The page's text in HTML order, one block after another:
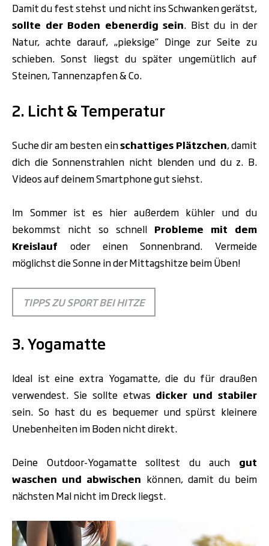
Damit du fest stehst und nicht ins Schwanken gerätst,
sollte der Boden ebenerdig sein. Bist du in der
Natur, achte darauf, „pieksige“ Dinge zur Seite zu
schieben. Sonst liegst du später ungemütlich auf
Steinen, Tannenzapfen & Co.
2. Licht & Temperatur
Suche dir am besten einschattiges Plätzchen, damit
dich die Sonnenstrahlen nicht blenden und du z. B.
Videos auf deinem Smartphone gut siehst.
Im Sommer ist es hier außerdem kühler und du
bekommst nicht so schnell Probleme mit dem
Kreislauf oder einen Sonnenbrand. Vermeide
möglichst die Sonne in derMittagshitze beim Üben!
TIPPS ZU SPORT BEI HITZE
3. Yogamatte
Ideal ist eine extra Yogamatte, die du für draußen
verwendest. Sie sollte etwas dicker und stabiler
sein. So hast du es bequemer und spürst kleinere
Unebenheiten im Boden nicht direkt.
Deine Outdoor-Yogamatte solltest du auch gut
waschen und abwischen können, damit du beim
nächsten Mal nicht im Dreck liegst.